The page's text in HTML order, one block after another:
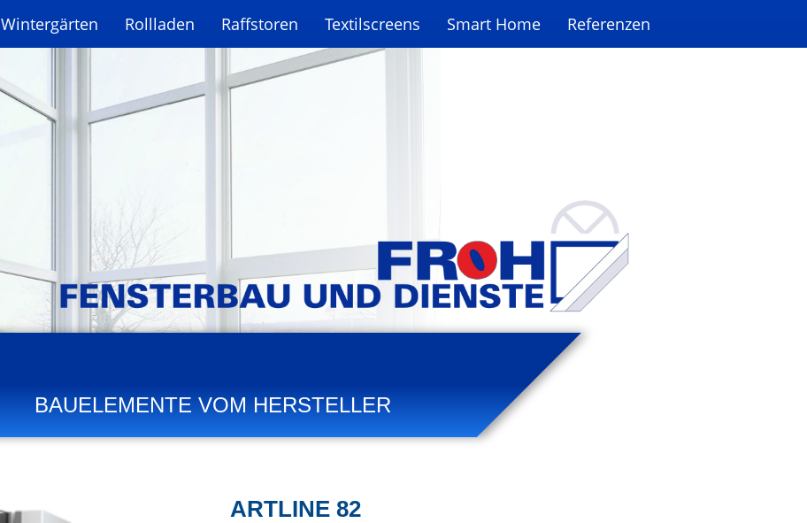
Wintergärten Rollladen Raffstoren Textilscreens Smart Home Referenzen
BAUELEMENTE VOM HERSTELLER
ARTLINE 82